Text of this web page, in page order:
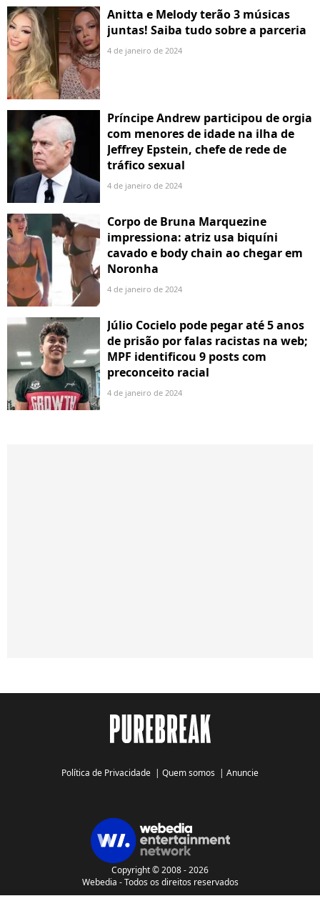
Anitta e Melody terão 3 músicas
juntas! Saiba tudo sobre a parceria
4 de janeiro de 2024
Príncipe Andrew participou de orgia
com menores de idade na ilha de
Jeffrey Epstein, chefe de rede de
tráfico sexual
4 de janeiro de 2024
Corpo de Bruna Marquezine
impressiona: atriz usa biquíni
cavado e body chain ao chegar em
Noronha
4 de janeiro de 2024
Júlio Cocielo pode pegar até 5 anos
de prisão por falas racistas na web;
MPF identificou 9 posts com
preconceito racial
4 de janeiro de 2024
Política de Privacidade | Quem somos | Anuncie
Copyright © 2008 - 2026
Webedia - Todos os direitos reservados